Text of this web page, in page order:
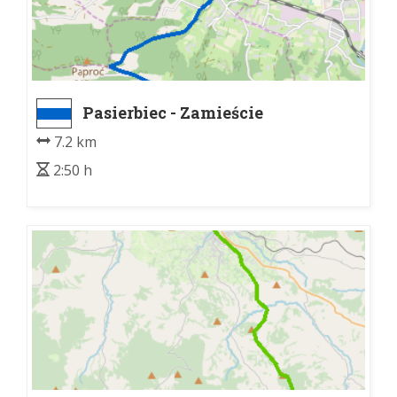
Pasierbiec - Zamieście
7.2 km
2:50 h